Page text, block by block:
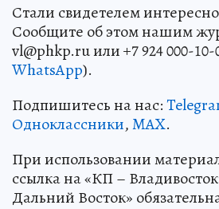
Стали свидетелем
Сообщите об этом нашим
vl@phkp.ru или +7 924 000-10-
WhatsApp).
Подпишитесь на нас:
Одноклассники,MAX.
При использовании
ссылка на «КП –
Дальний Восток»